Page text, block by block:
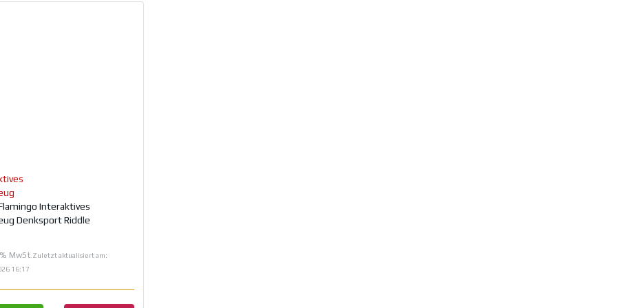
Interaktives
Denksport Riddle
MwSt.Zuletzt aktualisiert am:
16:17